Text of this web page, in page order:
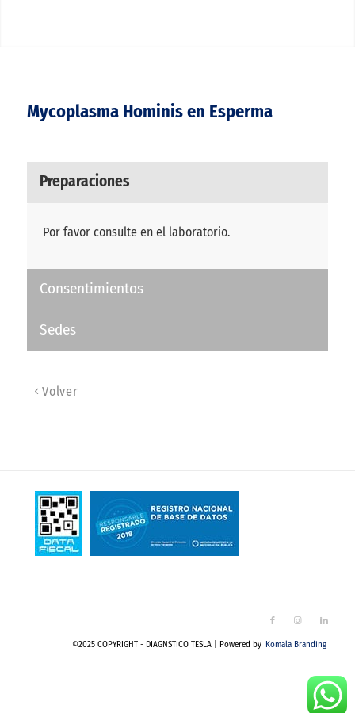
Mycoplasma Hominis en Esperma
Preparaciones
Por favor consulte en el laboratorio.
Consentimientos
Sedes
Volver
©2025 COPYRIGHT - DIAGNSTICO TESLA | Powered by Komala Branding